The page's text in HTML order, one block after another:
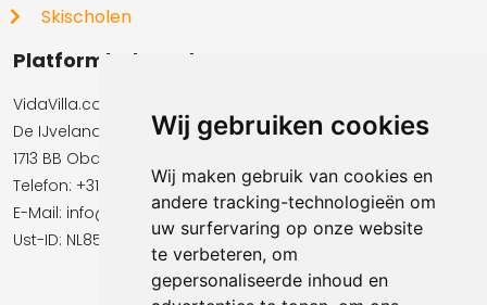
Wij gebruiken cookies
Wij maken gebruik van cookies en
andere tracking-technologieën om
uw surfervaring op onze website
te verbeteren, om
gepersonaliseerde inhoud en
Skischolen
Platformbeheerder
VidaVilla.com BV
De IJvelandssloot 20
1713 BB Obdam
Telefon: +31854016545
E-Mail:​​​​ info@vidavilla.com
Ust-ID: NL855781919B01